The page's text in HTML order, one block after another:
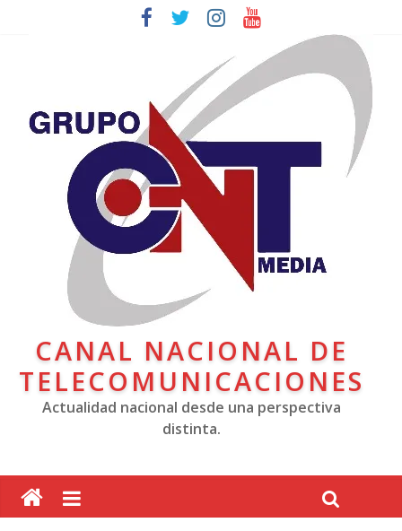
CANAL NACIONAL DE
TELECOMUNICACIONES
Actualidad nacional desde una perspectiva
distinta.